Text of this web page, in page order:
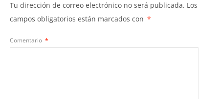
Tu dirección de correo electrónico no será publicada. Los
campos obligatorios están marcados con *
Comentario *